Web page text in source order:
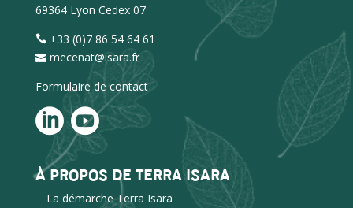
69364 Lyon Cedex 07
+33 (0)7 86 54 64 61
mecenat@isara.fr
Formulaire de contact
À PROPOS DE TERRA ISARA
La démarche Terra Isara